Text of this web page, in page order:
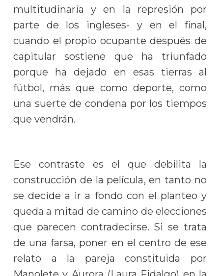
multitudinaria y en la represión por
parte de los ingleses- y en el final,
cuando el propio ocupante después de
capitular sostiene que ha triunfado
porque ha dejado en esas tierras al
fútbol, más que como deporte, como
una suerte de condena por los tiempos
que vendrán.
Ese contraste es el que debilita la
construcción de la película, en tanto no
se decide a ir a fondo con el planteo y
queda a mitad de camino de elecciones
que parecen contradecirse. Si se trata
de una farsa, poner en el centro de ese
relato a la pareja constituida por